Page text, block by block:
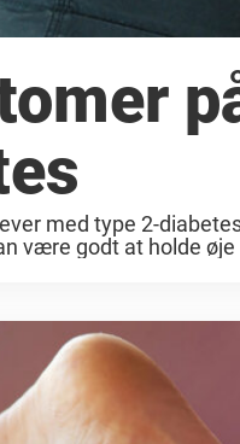
med type 2-
være godt at holde